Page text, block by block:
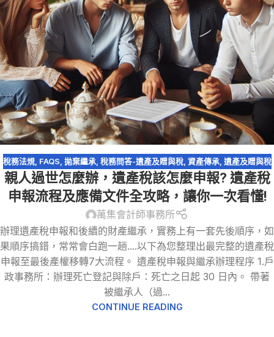
稅務法規, FAQS 拋棄繼承, 稅務問答-遺產及贈與稅, 資產傳承, 遺產及贈與稅
親人過世怎麼辦，遺產稅該怎麼申報? 遺產稅
申報流程及應備文件全攻略，讓你一次看懂!
萬集會計師事務所
辦理遺產稅申報和後續的財產繼承，實務上有一套先後順序，如
果順序搞錯，常常會白跑一趟....以下為您整理出最完整的遺產稅
申報至最後產權移轉7大流程。 遺產稅申報與繼承辦理程序 1.戶
政事務所：辦理死亡登記與除戶：死亡之日起 30 日內。 帶著
被繼承人（過...
CONTINUE READING